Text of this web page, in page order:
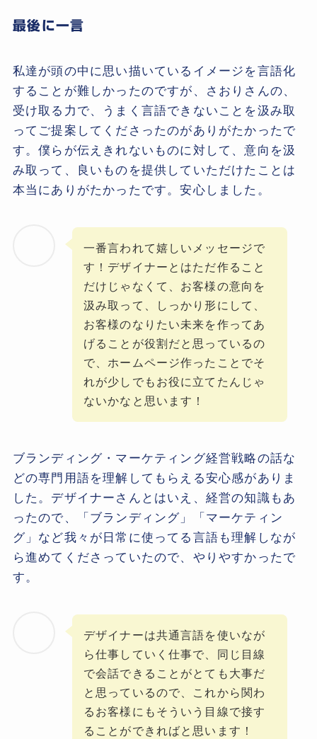
最後に一言
私達が頭の中に思い描いているイメージを言語化
することが難しかったのですが、さおりさんの、
受け取る力で、うまく言語できないことを汲み取
ってご提案してくださったのがありがたかったで
す。僕らが伝えきれないものに対して、意向を汲
み取って、良いものを提供していただけたことは
本当にありがたかったです。安心しました。
一番言われて嬉しいメッセージで
す！デザイナーとはただ作ること
だけじゃなくて、お客様の意向を
汲み取って、しっかり形にして、
お客様のなりたい未来を作ってあ
げることが役割だと思っているの
で、ホームページ作ったことでそ
れが少しでもお役に立てたんじゃ
ないかなと思います！
ブランディング・マーケティング経営戦略の話な
どの専門用語を理解してもらえる安心感がありま
した。デザイナーさんとはいえ、経営の知識もあ
ったので、「ブランディング」「マーケティン
グ」など我々が日常に使ってる言語も理解しなが
ら進めてくださっていたので、やりやすかったで
す。
デザイナーは共通言語を使いなが
ら仕事していく仕事で、同じ目線
で会話できることがとても大事だ
と思っているので、これから関わ
るお客様にもそういう目線で接す
ることができればと思います！